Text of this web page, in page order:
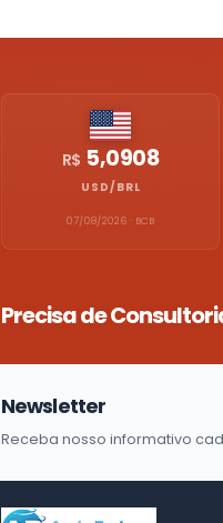
R$ 5,0908
USD/BRL
07/08/2026 · BCB
Precisa de
Newsletter
Receba nosso informativo